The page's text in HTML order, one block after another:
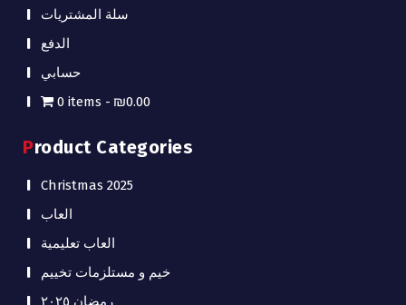
سلة المشتريات
الدفع
حسابي
0 items
₪0.00
Product Categories
Christmas 2025
العاب
العاب تعليمية
خيم و مستلزمات تخييم
رمضان ٢٠٢٥